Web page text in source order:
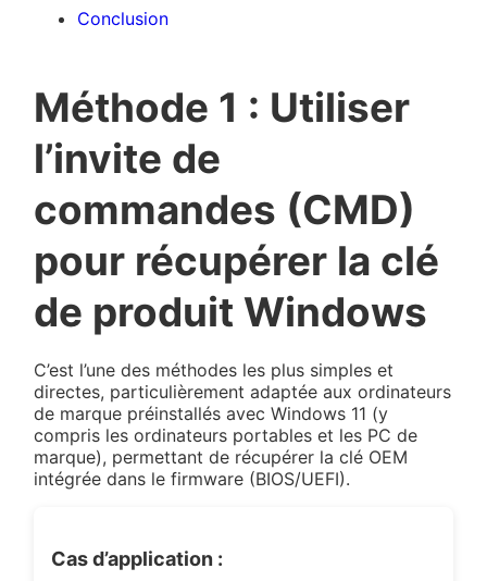
Conclusion
Méthode 1 : Utiliser
l’invite de
commandes (CMD)
pour récupérer la clé
de produit Windows
C’est l’une des méthodes les plus simples et
directes, particulièrement adaptée aux ordinateurs
de marque préinstallés avec Windows 11 (y
compris les ordinateurs portables et les PC de
marque), permettant de récupérer la clé OEM
intégrée dans le firmware (BIOS/UEFI).
Cas d’application :